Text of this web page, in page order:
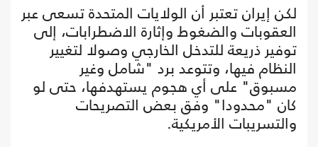
لكن إيران تعتبر أن الولايات المتحدة تسعى عبر
العقوبات والضغوط وإثارة الاضطرابات، إلى
توفير ذريعة للتدخل الخارجي وصولا لتغيير
النظام فيها، وتتوعد برد "شامل وغير
مسبوق" على أي هجوم يستهدفها، حتى لو
كان "محدودا" وفق بعض التصريحات
والتسريبات الأمريكية.